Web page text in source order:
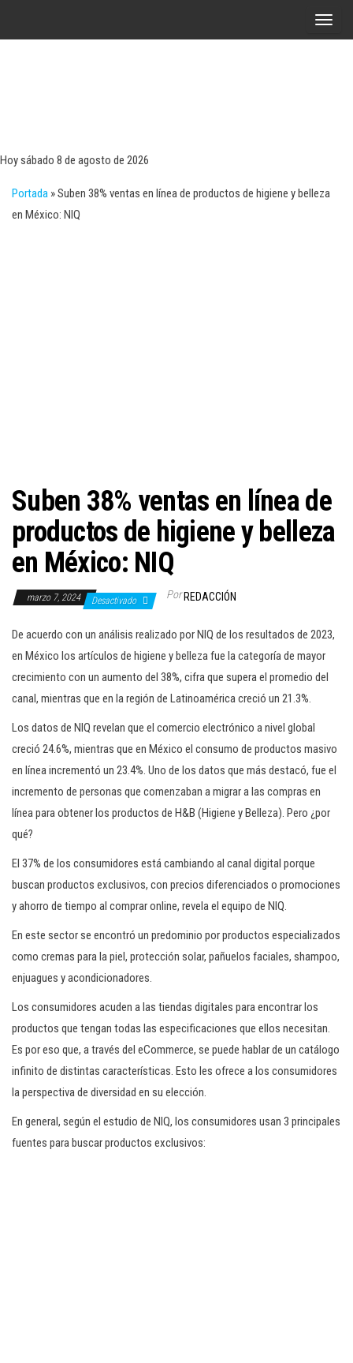
A
l
Hoy sábado 8 de agosto de 2026
Portada »Suben 38% ventas en línea de productos de higiene y belleza
en México: NIQ
Suben 38% ventas en línea de
productos de higiene y belleza
en México: NIQ
marzo 7, 2024 Desactivado Por REDACCIÓN
De acuerdo con un análisis realizado por NIQ de los resultados de 2023,
en México los artículos de higiene y belleza fue la categoría de mayor
crecimiento con un aumento del 38%, cifra que supera el promedio del
canal, mientras que en la región de Latinoamérica creció un 21.3%.
Los datos de NIQ revelan que el comercio electrónico a nivel global
creció 24.6%, mientras que en México el consumo de productos masivo
en línea incrementó un 23.4%. Uno de los datos que más destacó, fue el
incremento de personas que comenzaban a migrar a las compras en
línea para obtener los productos de H&B (Higiene y Belleza). Pero ¿por
qué?
El 37% de los consumidores está cambiando al canal digital porque
buscan productos exclusivos, con precios diferenciados o promociones
y ahorro de tiempo al comprar online, revela el equipo de NIQ.
En este sector se encontró un predominio por productos especializados
como cremas para la piel, protección solar, pañuelos faciales, shampoo,
enjuagues y acondicionadores.
Los consumidores acuden a las tiendas digitales para encontrar los
productos que tengan todas las especificaciones que ellos necesitan.
Es por eso que, a través del eCommerce, se puede hablar de un catálogo
infinito de distintas características. Esto les ofrece a los consumidores
la perspectiva de diversidad en su elección.
En general, según el estudio de NIQ, los consumidores usan 3 principales
fuentes para buscar productos exclusivos: